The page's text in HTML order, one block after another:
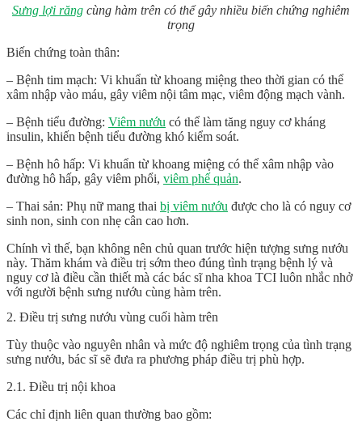
Sưng lợi răng cùng hàm trên có thể gây nhiều biến chứng nghiêm
trọng
Biến chứng toàn thân:
– Bệnh tim mạch: Vi khuẩn từ khoang miệng theo thời gian có thể
xâm nhập vào máu, gây viêm nội tâm mạc, viêm động mạch vành.
– Bệnh tiểu đường: Viêm nướu có thể làm tăng nguy cơ kháng
insulin, khiến bệnh tiểu đường khó kiểm soát.
– Bệnh hô hấp: Vi khuẩn từ khoang miệng có thể xâm nhập vào
đường hô hấp, gây viêm phổi, viêm phế quản.
– Thai sản: Phụ nữ mang thai bị viêm nướu được cho là có nguy cơ
sinh non, sinh con nhẹ cân cao hơn.
Chính vì thế, bạn không nên chủ quan trước hiện tượng sưng nướu
này. Thăm khám và điều trị sớm theo đúng tình trạng bệnh lý và
nguy cơ là điều cần thiết mà các bác sĩ nha khoa TCI luôn nhắc nhở
với người bệnh sưng nướu cùng hàm trên.
2. Điều trị sưng nướu vùng cuối hàm trên
Tùy thuộc vào nguyên nhân và mức độ nghiêm trọng của tình trạng
sưng nướu, bác sĩ sẽ đưa ra phương pháp điều trị phù hợp.
2.1. Điều trị nội khoa
Các chỉ định liên quan thường bao gồm: